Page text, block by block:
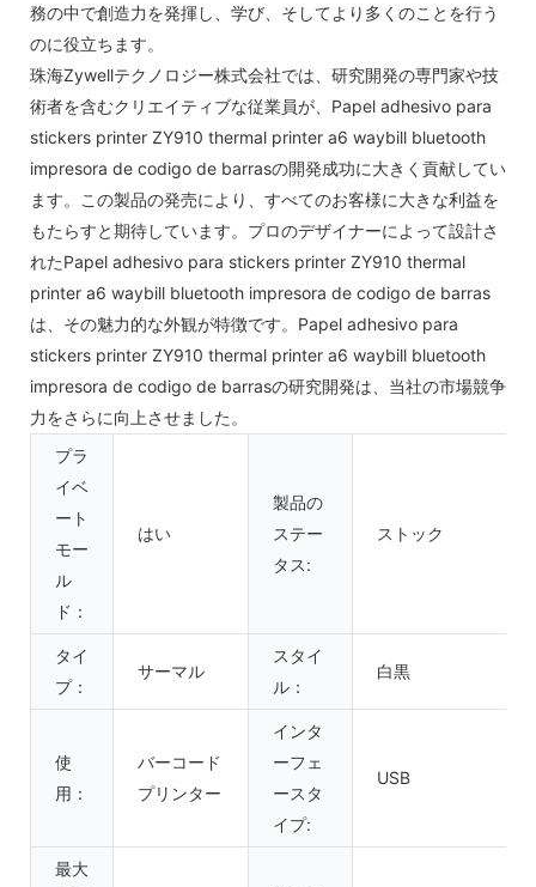
務の中で創造力を発揮し、学び、そしてより多くのことを行う
のに役立ちます。
珠海Zywellテクノロジー株式会社では、研究開発の専門家や技
術者を含むクリエイティブな従業員が、Papel adhesivo para
stickers printer ZY910 thermal printer a6 waybill bluetooth
impresora de codigo de barrasの開発成功に大きく貢献してい
ます。この製品の発売により、すべてのお客様に大きな利益を
もたらすと期待しています。プロのデザイナーによって設計さ
れたPapel adhesivo para stickers printer ZY910 thermal
printer a6 waybill bluetooth impresora de codigo de barras
は、その魅力的な外観が特徴です。Papel adhesivo para
stickers printer ZY910 thermal printer a6 waybill bluetooth
impresora de codigo de barrasの研究開発は、当社の市場競争
力をさらに向上させました。
プラ
イベ
ート
モー
ル
ド：
はい
製品の
ステー
タス:
ストック
タイ
プ：
サーマル
スタイ
ル：
白黒
使
用：
バーコード
プリンター
インタ
ーフェ
ースタ
イプ:
USB
最大